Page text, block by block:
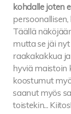
kohdalle joten
Täällä
mutta se jäi
raakakakkua
hyviä maistoin
koostumut
saanut myös
toistekin... Kiitos!